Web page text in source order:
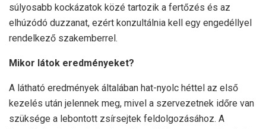
súlyosabb kockázatok közé tartozik a fertőzés és az
elhúzódó duzzanat, ezért konzultálnia kell egy engedéllyel
rendelkező szakemberrel.
Mikor látok eredményeket?
A látható eredmények általában hat-nyolc héttel az első
kezelés után jelennek meg, mivel a szervezetnek időre van
szüksége a lebontott zsírsejtek feldolgozásához. A